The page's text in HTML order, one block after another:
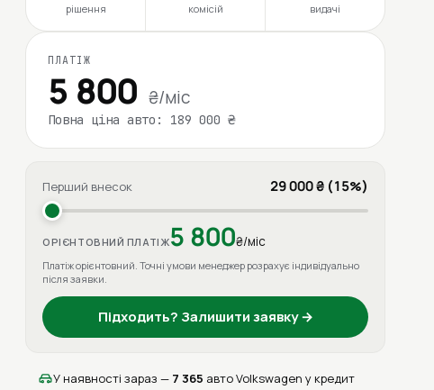
рішення
комісій
видачі
ПЛАТІЖ
5 800 ₴/міс
Повна ціна авто: 189 000 ₴
Перший внесок 29 000 ₴ (15%)
ОРІЄНТОВНИЙ ПЛАТІЖ5 800₴/міс
Платіж орієнтовний. Точні умови менеджер розрахує індивідуально
після заявки.
Підходить? Залишити заявку →
У наявності зараз — 7 365 авто Volkswagen у кредит